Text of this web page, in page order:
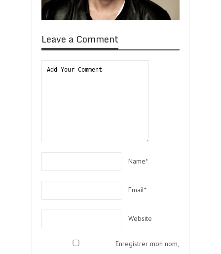
Leave a Comment
Name*
Email*
Website
Enregistrer mon nom,